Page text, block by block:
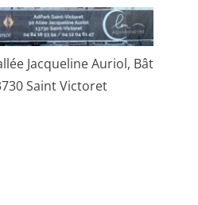
Jacqueline Auriol, Bât
Saint Victoret